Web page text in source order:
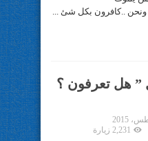
ونحن ..كافرون بكل شئ ...
” هل تعرفون ؟
2,231 زيارة